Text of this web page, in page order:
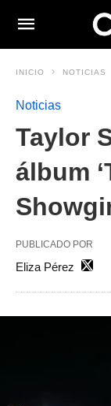
INICIO NOTICIAS
Noticias
Taylor
álbum
PUBLICADO POR
Eliza Pérez